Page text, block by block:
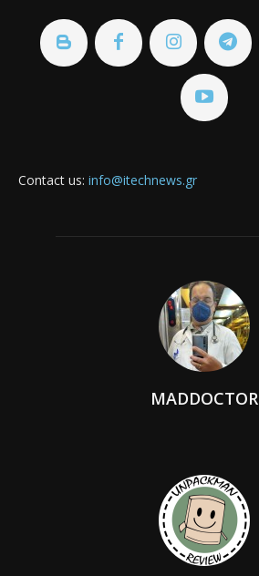
Contact us: info@itechnews.gr
MADDOCTOR